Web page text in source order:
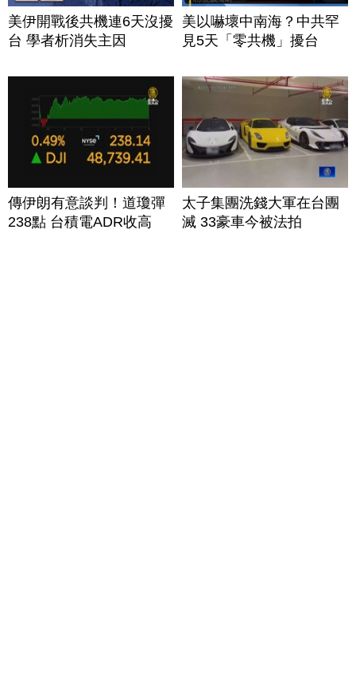
美伊開戰後共機連6天沒擾
台 學者析消失主因
美以嚇壞中南海？中共罕
見5天「零共機」擾台
傳伊朗有意談判！道瓊彈
238點 台積電ADR收高
太子集團洗錢大軍在台團
滅 33豪車今被法拍